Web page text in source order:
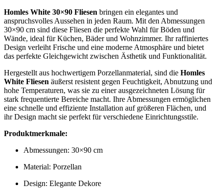
Homles White 30×90 Fliesen bringen ein elegantes und
anspruchsvolles Aussehen in jeden Raum. Mit den Abmessungen
30×90 cm sind diese Fliesen die perfekte Wahl für Böden und
Wände, ideal für Küchen, Bäder und Wohnzimmer. Ihr raffiniertes
Design verleiht Frische und eine moderne Atmosphäre und bietet
das perfekte Gleichgewicht zwischen Ästhetik und Funktionalität.
Hergestellt aus hochwertigem Porzellanmaterial, sind die Homles
White Fliesen äußerst resistent gegen Feuchtigkeit, Abnutzung und
hohe Temperaturen, was sie zu einer ausgezeichneten Lösung für
stark frequentierte Bereiche macht. Ihre Abmessungen ermöglichen
eine schnelle und effiziente Installation auf größeren Flächen, und
ihr Design macht sie perfekt für verschiedene Einrichtungsstile.
Produktmerkmale:
Abmessungen: 30×90 cm
Material: Porzellan
Design: Elegante Dekore